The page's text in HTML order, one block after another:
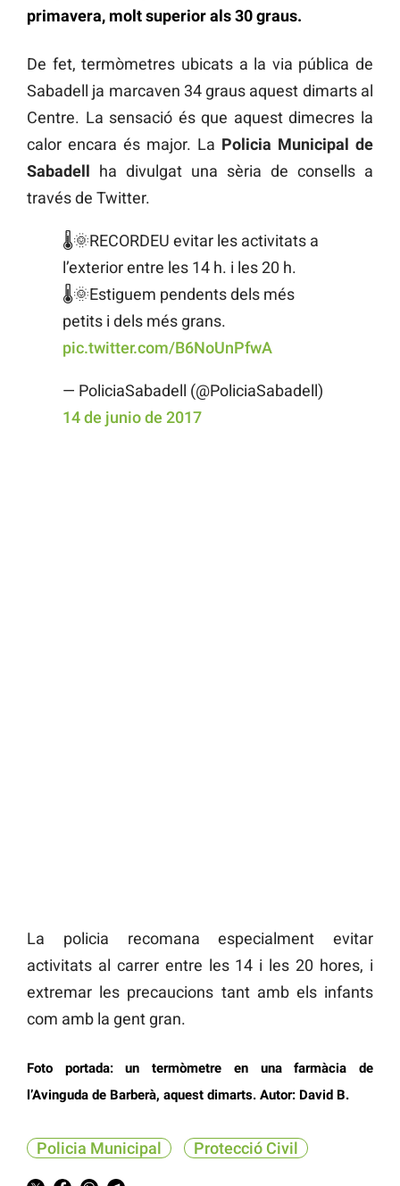
primavera, molt superior als 30 graus.
De fet, termòmetres ubicats a la via pública de
Sabadell ja marcaven 34 graus aquest dimarts al
Centre. La sensació és que aquest dimecres la
calor encara és major. La Policia Municipal de
Sabadell ha divulgat una sèria de consells a
través de Twitter.
🌡️🌞RECORDEU evitar les activitats a
l’exterior entre les 14 h. i les 20 h.
🌡️🌞Estiguem pendents dels més
petits i dels més grans.
pic.twitter.com/B6NoUnPfwA
— PoliciaSabadell (@PoliciaSabadell)
14 de junio de 2017
La policia recomana especialment evitar
activitats al carrer entre les 14 i les 20 hores, i
extremar les precaucions tant amb els infants
com amb la gent gran.
Foto portada: un termòmetre en una farmàcia de
l’Avinguda de Barberà, aquest dimarts. Autor: David B.
Policia Municipal Protecció Civil